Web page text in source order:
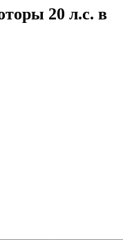
20 л.с. в